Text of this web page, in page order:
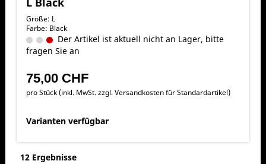
Größe: L
Farbe: Black
Der Artikel ist aktuell nicht an Lager, bitte
fragen Sie an
75,00 CHF
pro Stück (inkl. MwSt. zzgl.Versandkosten für Standardartikel)
Varianten verfügbar
12 Ergebnisse